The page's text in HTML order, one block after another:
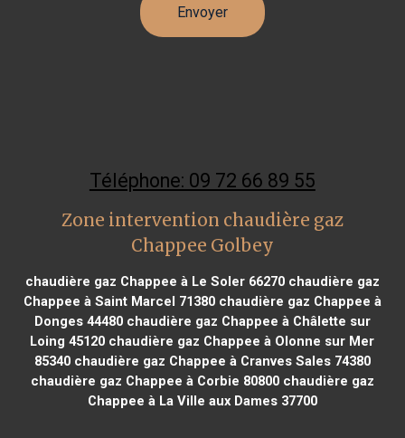
Téléphone: 09 72 66 89 55
Zone intervention chaudière gaz
Chappee Golbey
chaudière gaz Chappee à Le Soler 66270chaudière gaz
Chappee à Saint Marcel 71380chaudière gaz Chappee à
Donges 44480chaudière gaz Chappee à Châlette sur
Loing 45120 chaudière gaz Chappee à Olonne sur Mer
85340chaudière gaz Chappee à Cranves Sales 74380
chaudière gaz Chappee à Corbie 80800chaudière gaz
Chappee à La Ville aux Dames 37700